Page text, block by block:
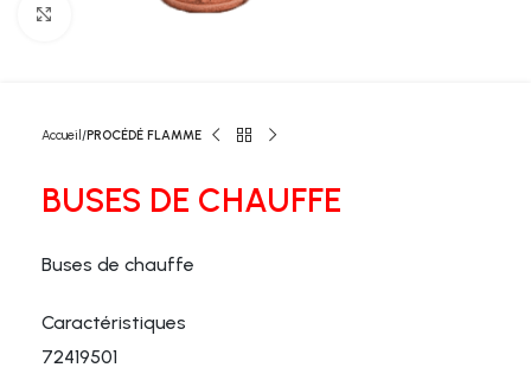
Click to enlarge
Accueil PROCÉDÉ FLAMME
BUSES DE CHAUFFE
Buses de chauffe
Caractéristiques
72419501